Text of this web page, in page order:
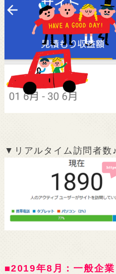
▼リアルタイム訪問者数
■2019年8月：一般企業